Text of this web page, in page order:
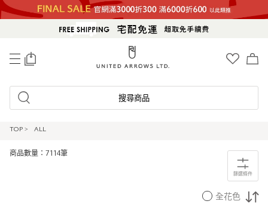
搜尋商品
TOP > ALL
商品數量：7114筆
篩選條件
全花色